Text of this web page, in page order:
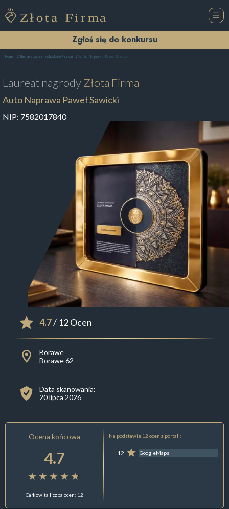
Zgłoś się do konkursu
Home Blacharstwo samochodowe Rzekuń Auto Naprawa Paweł Sawicki
Laureat nagrodyZłota Firma
Auto Naprawa Paweł Sawicki
NIP: 7582017840
4.7/ 12 Ocen
Borawe
Borawe 62
Data skanowania:
20 lipca 2026
Ocena końcowa
4.7
Całkowita liczba ocen: 12
Na podstawie 12 ocen z portali:
12 GoogleMaps